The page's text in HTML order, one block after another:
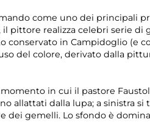
come uno dei principali
pittore realizza celebri serie di
in Campidoglio (e
del colore, derivato dalla
in cui il pastore
allattati dalla lupa; a sinistra si
dei gemelli. Lo sfondo è